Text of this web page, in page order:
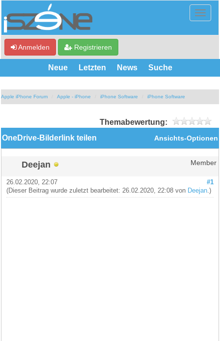
Anmelden Registrieren
Neue Letzten News Suche
Apple iPhone Forum Apple - iPhone iPhone Software iPhone Software
Themabewertung:
Ansichts-Optionen
OneDrive-Bilderlink teilen
Deejan Member
#1
26.02.2020, 22:07
(Dieser Beitrag wurde zuletzt bearbeitet: 26.02.2020, 22:08 von Deejan .)